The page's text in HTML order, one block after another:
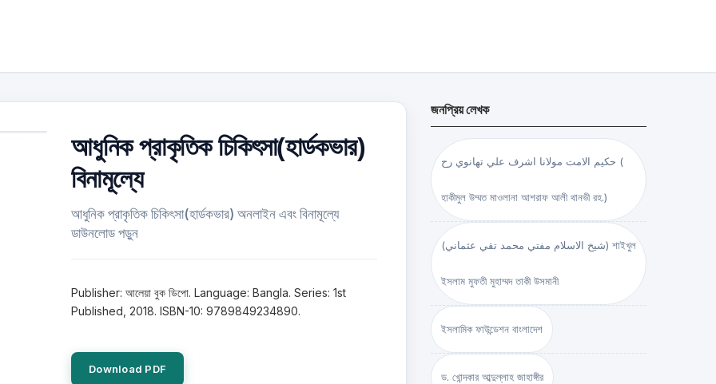
আধুনিক প্রাকৃতিক চিকিৎসা(হার্ডকভার)
বিনামূল্যে
আধুনিক প্রাকৃতিক চিকিৎসা(হার্ডকভার) অনলাইন এবং বিনামূল্যে
ডাউনলোড পড়ুন
Publisher: আলেয়া বুক ডিপো. Language: Bangla. Series: 1st
Published, 2018. ISBN-10: 9789849234890.
Download PDF
জনপ্রিয় লেখক
حكيم الامت مولانا اشرف علي تهانوي رح (
হাকীমুল উম্মত মাওলানা আশরাফ আলী থানভী রহ.)
(شيخ الاسلام مفتي محمد تقي عثماني) শাইখুল
ইসলাম মুফতী মুহাম্মদ তাকী উসমানী
ইসলামিক ফাউন্ডেশন বাংলাদেশ
ড. খোন্দকার আব্দুল্লাহ জাহাঙ্গীর